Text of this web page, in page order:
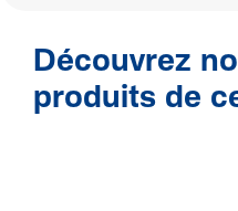
Découvrez
produits de